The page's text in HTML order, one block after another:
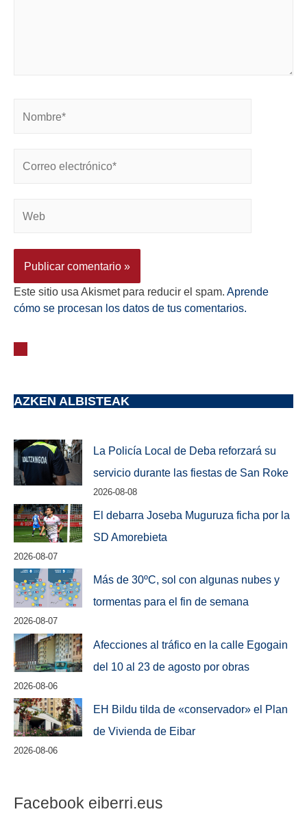
Este sitio usa Akismet para reducir el spam. Aprende
cómo se procesan los datos de tus comentarios.
AZKEN ALBISTEAK
La Policía Local de Deba reforzará su
servicio durante las fiestas de San Roke
2026-08-08
El debarra Joseba Muguruza ficha por la
SD Amorebieta
2026-08-07
Más de 30ºC, sol con algunas nubes y
tormentas para el fin de semana
2026-08-07
Afecciones al tráfico en la calle Egogain
del 10 al 23 de agosto por obras
2026-08-06
EH Bildu tilda de «conservador» el Plan
de Vivienda de Eibar
2026-08-06
Facebook eiberri.eus